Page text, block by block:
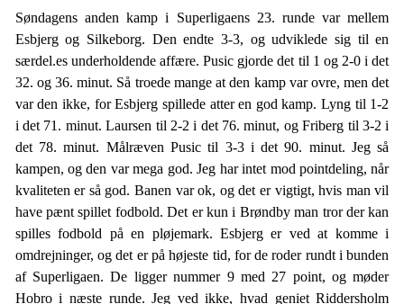
Søndagens anden kamp i Superligaens 23. runde var mellem
Esbjerg og Silkeborg. Den endte 3-3, og udviklede sig til en
særdel.es underholdende affære. Pusic gjorde det til 1 og 2-0 i det
32. og 36. minut. Så troede mange at den kamp var ovre, men det
var den ikke, for Esbjerg spillede atter en god kamp. Lyng til 1-2
i det 71. minut. Laursen til 2-2 i det 76. minut, og Friberg til 3-2 i
det 78. minut. Målræven Pusic til 3-3 i det 90. minut. Jeg så
kampen, og den var mega god. Jeg har intet mod pointdeling, når
kvaliteten er så god. Banen var ok, og det er vigtigt, hvis man vil
have pænt spillet fodbold. Det er kun i Brøndby man tror der kan
spilles fodbold på en pløjemark. Esbjerg er ved at komme i
omdrejninger, og det er på højeste tid, for de roder rundt i bunden
af Superligaen. De ligger nummer 9 med 27 point, og møder
Hobro i næste runde. Jeg ved ikke, hvad geniet Riddersholm